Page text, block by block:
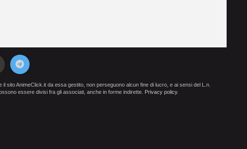
sito AnimeClick.it da essa gestito, non perseguono alcun fine di lucro, e ai sensi del L.n.
essere divisi fra gli associati, anche in forme indirette.
Privacy policy.